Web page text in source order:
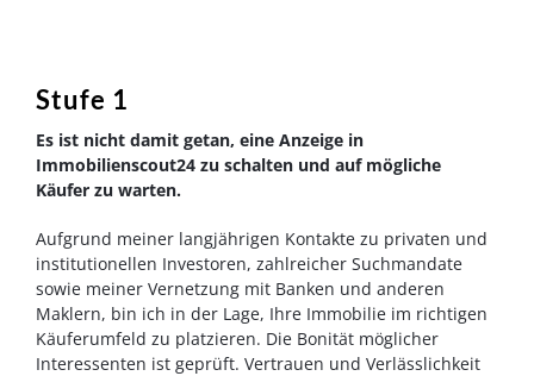
Stufe 1
Es ist nicht damit getan, eine Anzeige in
Immobilienscout24 zu schalten und auf mögliche
Käufer zu warten.
Aufgrund meiner langjährigen Kontakte zu privaten und
institutionellen Investoren, zahlreicher Suchmandate
sowie meiner Vernetzung mit Banken und anderen
Maklern, bin ich in der Lage, Ihre Immobilie im richtigen
Käuferumfeld zu platzieren. Die Bonität möglicher
Interessenten ist geprüft. Vertrauen und Verlässlichkeit